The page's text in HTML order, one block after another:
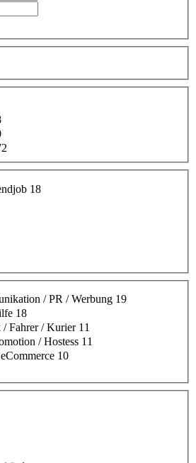
18
/ PR / Werbung 19
18
/ Fahrer / Kurier 11
/ Hostess 11
10